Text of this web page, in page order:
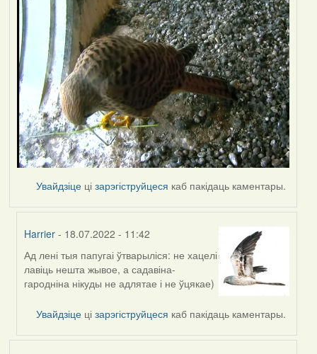
Увайдзіце цізарэгіструйцеся каб пакідаць каментары.
Harrier - 18.07.2022 - 11:42
In
reply
to
ZNR
Ад лені тыя папугаі ўтварыліся: не хацелі
лавіць нешта жывое, а садавіна-
гародніна нікуды не адлятае і не ўцякае)
Увайдзіце цізарэгіструйцеся каб пакідаць каментары.